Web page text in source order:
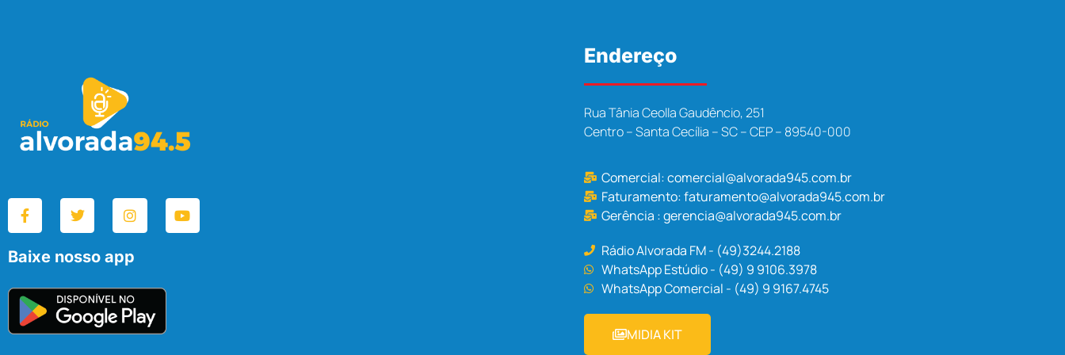
Baixe nosso app
Endereço
Rua Tânia Ceolla Gaudêncio, 251
Centro – Santa Cecília – SC – CEP – 89540-000
Comercial:comercial@alvorada945.com.br
Faturamento:faturamento@alvorada945.com.br
Gerência :gerencia@alvorada945.com.br
Rádio Alvorada FM - (49)3244.2188
WhatsApp Estúdio - (49) 9 9106.3978
WhatsApp Comercial - (49) 9 9167.4745
MIDIA KIT